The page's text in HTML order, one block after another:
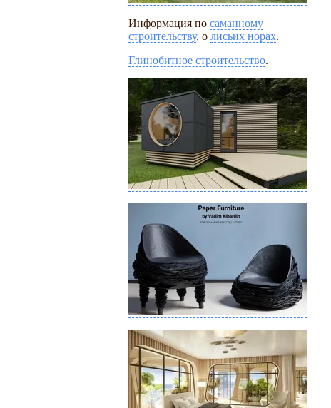
Информация по саманному
строительству, о лисьих норах.
Глинобитное строительство.